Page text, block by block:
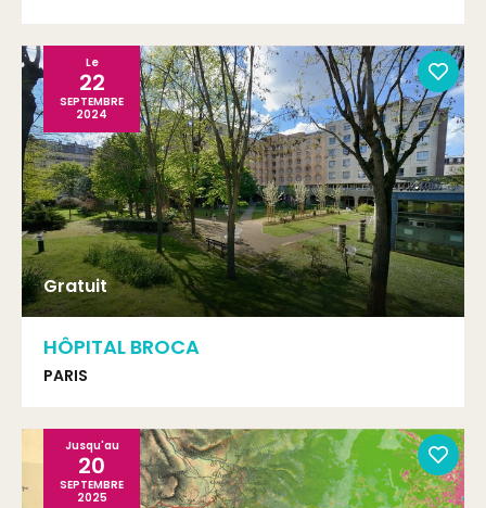
Gratuit
Le
22
SEPTEMBRE
2024
HÔPITAL BROCA
PARIS
Jusqu'au
20
SEPTEMBRE
2025